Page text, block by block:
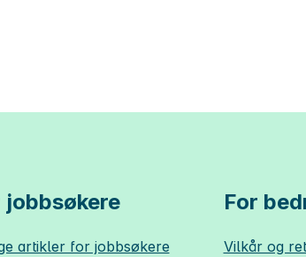
jobbsøkere
artikler for jobbsøkere
For
Vilkår og